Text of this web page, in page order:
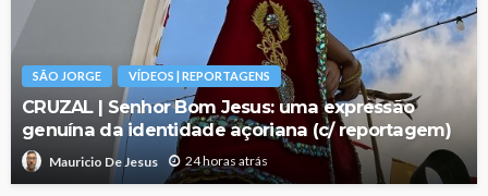
SÃO JORGE VÍDEOS | REPORTAGENS
CRUZAL | Senhor Bom Jesus: uma expressão
genuína da identidade açoriana (c/ reportagem)
Mauricio De Jesus 24 horas atrás